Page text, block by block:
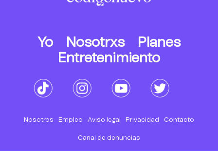
Yo Nosotrxs
Planes
Entretenimiento
Nosotros Empleo Aviso legal Privacidad Contacto
Canal de denuncias